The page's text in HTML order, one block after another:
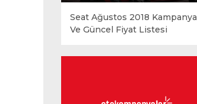
Seat Ağustos 2018 Kampanya
Ve Güncel Fiyat Listesi